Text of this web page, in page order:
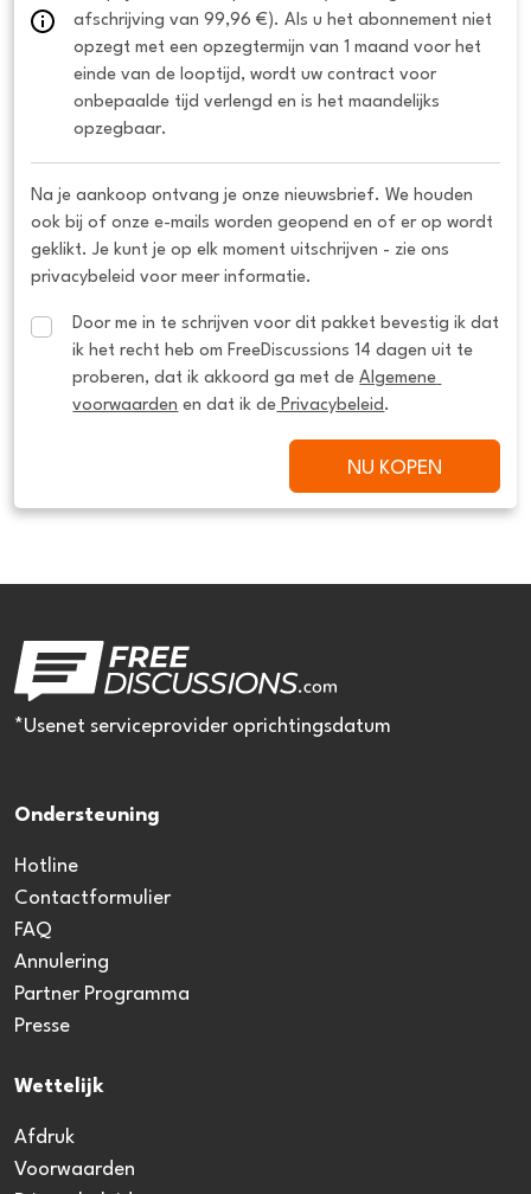
afschrijving van 99,96 €). Als u het abonnement niet
opzegt met een opzegtermijn van 1 maand voor het
einde van de looptijd, wordt uw contract voor
onbepaalde tijd verlengd en is het maandelijks
opzegbaar.
Na je aankoop ontvang je onze nieuwsbrief. We houden
ook bij of onze e-mails worden geopend en of er op wordt
geklikt. Je kunt je op elk moment uitschrijven - zie ons
privacybeleid voor meer informatie.
Door me in te schrijven voor dit pakket bevestig ik dat
ik het recht heb om FreeDiscussions 14 dagen uit te
proberen, dat ik akkoord ga met de Algemene
voorwaarden en dat ik de Privacybeleid .
NU KOPEN
*Usenet serviceprovider oprichtingsdatum
Ondersteuning
Hotline
Contactformulier
FAQ
Annulering
Partner Programma
Presse
Wettelijk
Afdruk
Voorwaarden